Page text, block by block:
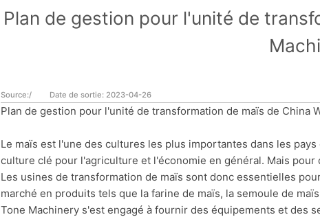
Plan de gestion pour l'unité de
Source:/ Date de sortie: 2023-04-26
Plan de gestion pour l'unité de transformation de maïs de China
Le maïs est l'une des cultures les plus importantes dans les
culture clé pour l'agriculture et l'économie en général. Mais
Les usines de transformation de maïs sont donc essentielles
marché en produits tels que la farine de maïs, la semoule de
Tone Machinery s'est engagé à fournir des équipements et des